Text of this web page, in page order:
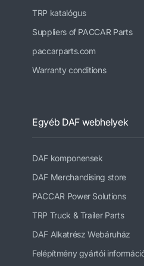
TRP katalógus
Suppliers of PACCAR Parts
paccarparts.com
Warranty conditions
Egyéb DAF webhelyek
DAF komponensek
DAF Merchandising store
PACCAR Power Solutions
TRP Truck & Trailer Parts
DAF Alkatrész Webáruház
Felépítmény gyártói